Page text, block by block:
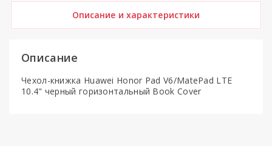
Описание и характеристики
Описание
Чехол-книжка Huawei Honor Pad V6/MatePad LTE
10.4" черный горизонтальный Book Cover